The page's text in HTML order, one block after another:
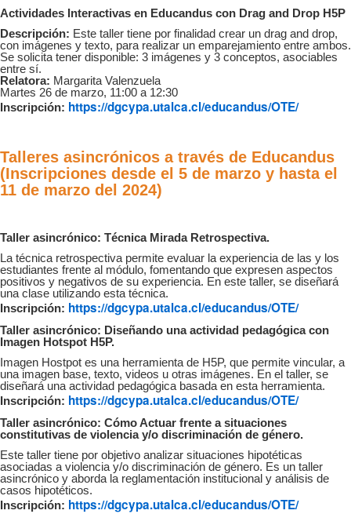
Actividades Interactivas en Educandus con Drag and Drop H5P
Descripción: Este taller tiene por finalidad crear un drag and drop,
con imágenes y texto, para realizar un emparejamiento entre ambos.
Se solicita tener disponible: 3 imágenes y 3 conceptos, asociables
entre sí.
Relatora: Margarita Valenzuela
Martes 26 de marzo, 11:00 a 12:30
Inscripción: https://dgcypa.utalca.cl/educandus/OTE/
Talleres asincrónicos a través de Educandus
(Inscripciones desde el 5 de marzo y hasta el
11 de marzo del 2024)
Taller asincrónico: Técnica Mirada Retrospectiva.
La técnica retrospectiva permite evaluar la experiencia de las y los
estudiantes frente al módulo, fomentando que expresen aspectos
positivos y negativos de su experiencia. En este taller, se diseñará
una clase utilizando esta técnica.
Inscripción: https://dgcypa.utalca.cl/educandus/OTE/
Taller asincrónico: Diseñando una actividad pedagógica con
Imagen Hotspot H5P.
Imagen Hostpot es una herramienta de H5P, que permite vincular, a
una imagen base, texto, videos u otras imágenes. En el taller, se
diseñará una actividad pedagógica basada en esta herramienta.
Inscripción: https://dgcypa.utalca.cl/educandus/OTE/
Taller asincrónico: Cómo Actuar frente a situaciones
constitutivas de violencia y/o discriminación de género.
Este taller tiene por objetivo analizar situaciones hipotéticas
asociadas a violencia y/o discriminación de género. Es un taller
asincrónico y aborda la reglamentación institucional y análisis de
casos hipotéticos.
Inscripción: https://dgcypa.utalca.cl/educandus/OTE/